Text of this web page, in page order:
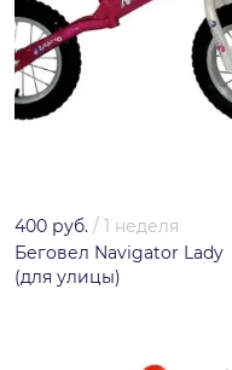
400 руб. / 1 неделя
Беговел Navigator Lady
(для улицы)